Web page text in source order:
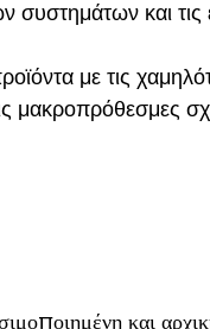
συστημάτων και τις
με τις
μακροπρόθεσμες
και